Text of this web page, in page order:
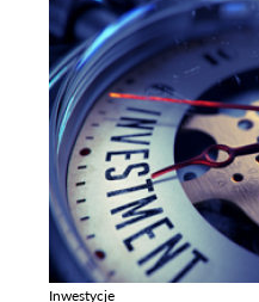
Inwestycje